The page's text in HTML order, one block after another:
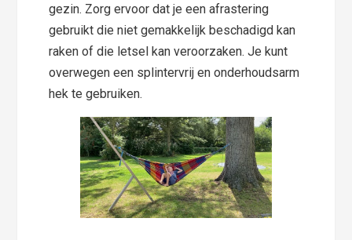
gezin. Zorg ervoor dat je een afrastering
gebruikt die niet gemakkelijk beschadigd kan
raken of die letsel kan veroorzaken. Je kunt
overwegen een splintervrij en onderhoudsarm
hek te gebruiken.